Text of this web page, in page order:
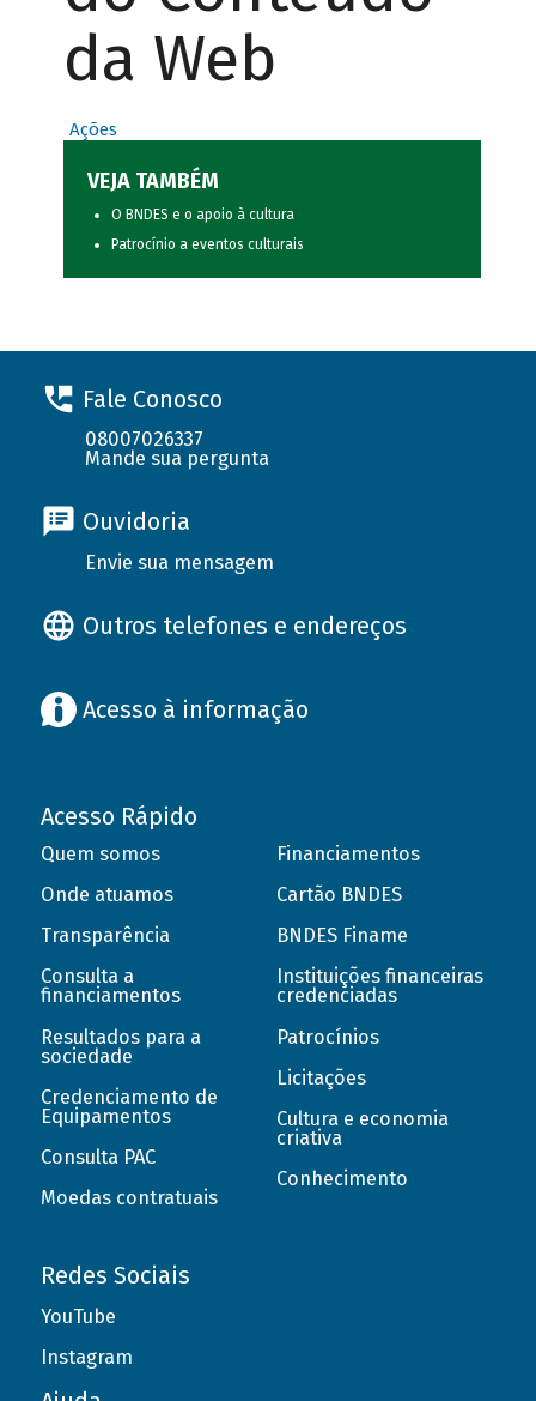
da Web
Ações
VEJA TAMBÉM
O BNDES e o apoio à cultura
Patrocínio a eventos culturais
Fale Conosco
08007026337
Mande sua pergunta
Ouvidoria
Envie sua mensagem
Outros telefones e endereços
Acesso à informação
Acesso Rápido
Quem somos
Onde atuamos
Transparência
Consulta a
financiamentos
Resultados para a
sociedade
Credenciamento de
Equipamentos
Consulta PAC
Moedas contratuais
Financiamentos
Cartão BNDES
BNDES Finame
Instituições financeiras
credenciadas
Patrocínios
Licitações
Cultura e economia
criativa
Conhecimento
Redes Sociais
YouTube
Instagram